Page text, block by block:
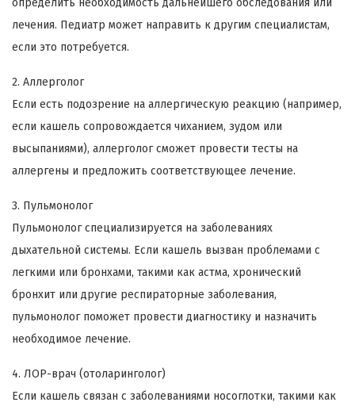
определить необходимость дальнейшего обследования или
лечения. Педиатр может направить к другим специалистам,
если это потребуется.
2. Аллерголог
Если есть подозрение на аллергическую реакцию (например,
если кашель сопровождается чиханием, зудом или
высыпаниями), аллерголог сможет провести тесты на
аллергены и предложить соответствующее лечение.
3. Пульмонолог
Пульмонолог специализируется на заболеваниях
дыхательной системы. Если кашель вызван проблемами с
легкими или бронхами, такими как астма, хронический
бронхит или другие респираторные заболевания,
пульмонолог поможет провести диагностику и назначить
необходимое лечение.
4. ЛОР-врач (отоларинголог)
Если кашель связан с заболеваниями носоглотки, такими как